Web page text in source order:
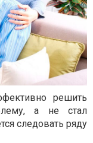
решить
а не стал
следовать ряду